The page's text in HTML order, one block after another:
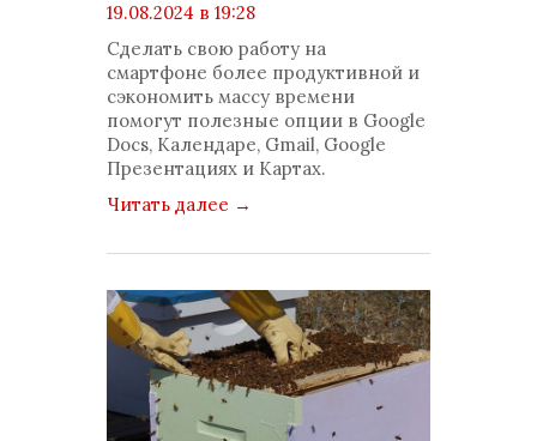
19.08.2024 в 19:28
просмотров: 1060
комментариев: 0
Сделать свою работу на
смартфоне более продуктивной и
сэкономить массу времени
помогут полезные опции в Google
Docs, Календаре, Gmail, Google
Презентациях и Картах.
Читать далее →